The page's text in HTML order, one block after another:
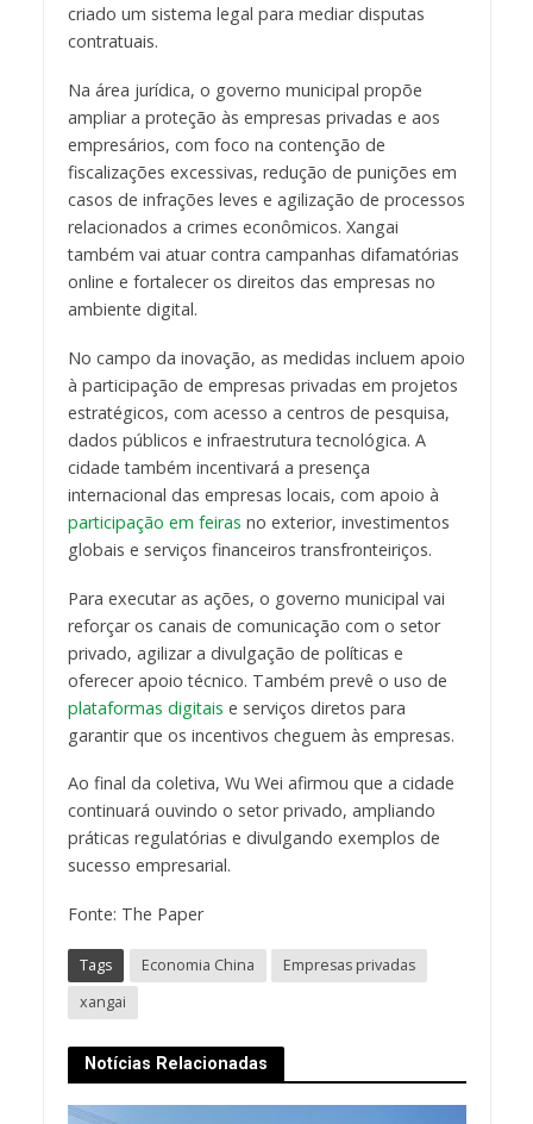
criado um sistema legal para mediar disputas
contratuais.
Na área jurídica, o governo municipal propõe
ampliar a proteção às empresas privadas e aos
empresários, com foco na contenção de
fiscalizações excessivas, redução de punições em
casos de infrações leves e agilização de processos
relacionados a crimes econômicos. Xangai
também vai atuar contra campanhas difamatórias
online e fortalecer os direitos das empresas no
ambiente digital.
No campo da inovação, as medidas incluem apoio
à participação de empresas privadas em projetos
estratégicos, com acesso a centros de pesquisa,
dados públicos e infraestrutura tecnológica. A
cidade também incentivará a presença
internacional das empresas locais, com apoio à
participação em feiras no exterior, investimentos
globais e serviços financeiros transfronteiriços.
Para executar as ações, o governo municipal vai
reforçar os canais de comunicação com o setor
privado, agilizar a divulgação de políticas e
oferecer apoio técnico. Também prevê o uso de
plataformas digitais e serviços diretos para
garantir que os incentivos cheguem às empresas.
Ao final da coletiva, Wu Wei afirmou que a cidade
continuará ouvindo o setor privado, ampliando
práticas regulatórias e divulgando exemplos de
sucesso empresarial.
Fonte: The Paper
Tags Economia China
Empresas privadas
xangai
Notícias Relacionadas